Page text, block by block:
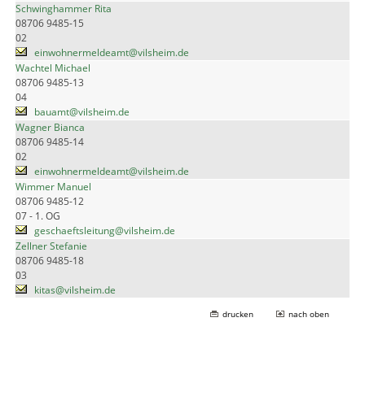
Schwinghammer Rita
08706 9485-15
02
einwohnermeldeamt@vilsheim.de
Wachtel Michael
08706 9485-13
04
bauamt@vilsheim.de
Wagner Bianca
08706 9485-14
02
einwohnermeldeamt@vilsheim.de
Wimmer Manuel
08706 9485-12
07 - 1. OG
geschaeftsleitung@vilsheim.de
Zellner Stefanie
08706 9485-18
03
kitas@vilsheim.de
drucken nach oben